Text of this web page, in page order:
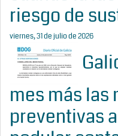
riesgo de
viernes, 31 de julio de 2026
mes más las
preventivas